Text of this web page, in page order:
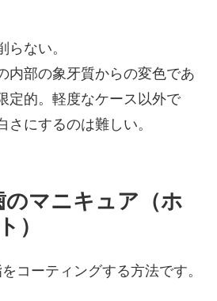
らない。
内部の象牙質からの変色であ
定的。 軽度なケース以外で
さにするのは難しい。
のマニキュア（ホ
）
コーティングする方法です。